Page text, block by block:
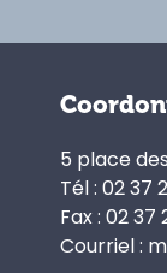
5 place
Tél : 02 37
Fax : 02 37
Courriel :